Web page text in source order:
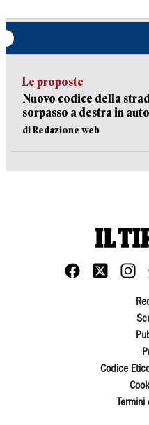
Le proposte
Nuovo codice della
sorpasso a destra in
di Redazione web
Codice